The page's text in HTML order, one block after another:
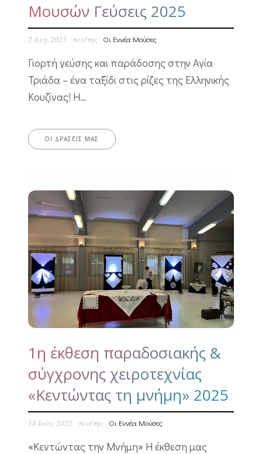
Μουσών Γεύσεις 2025
2 Αυγ, 2025 του/της Οι Εννέα Μούσες
Γιορτή γεύσης και παράδοσης στην Αγία
Τριάδα – ένα ταξίδι στις ρίζες της Ελληνικής
Κουζίνας! Η…
ΟΙ ΔΡΆΣΕΙΣ ΜΑΣ
1η έκθεση παραδοσιακής &
σύγχρονης χειροτεχνίας
«Κεντώντας τη μνήμη» 2025
18 Ιούν, 2025 του/της Οι Εννέα Μούσες
«Κεντώντας την Μνήμη» Η έκθεση μας